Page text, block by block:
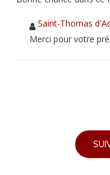
Saint-Thomas
Merci pour votre